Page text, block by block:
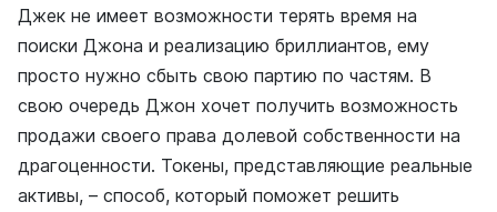
Джек не имеет возможности терять время на
поиски Джона и реализацию бриллиантов, ему
просто нужно сбыть свою партию по частям. В
свою очередь Джон хочет получить возможность
продажи своего права долевой собственности на
драгоценности. Токены, представляющие реальные
активы, – способ, который поможет решить